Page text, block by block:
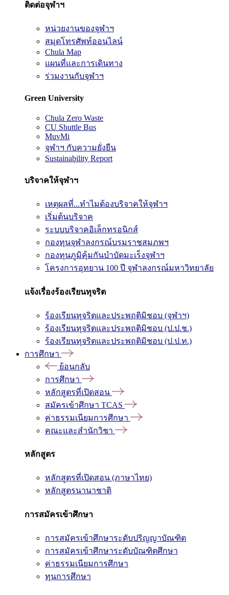
ติดต่อจุฬาฯ
หน่วยงานของจุฬาฯ
สมุดโทรศัพท์ออนไลน์
Chula Map
แผนที่และการเดินทาง
ร่วมงานกับจุฬาฯ
Green University
Chula Zero Waste
CU Shuttle Bus
MuvMi
จุฬาฯ กับความยั่งยืน
Sustainability Report
บริจาคให้จุฬาฯ
เหตุผลที่...ทำไมต้องบริจาคให้จุฬาฯ
เริ่มต้นบริจาค
ระบบบริจาคอิเล็กทรอนิกส์
กองทุนจุฬาลงกรณ์บรมราชสมภพฯ
กองทุนภูมิคุ้มกันบำบัดมะเร็งจุฬาฯ
โครงการอุทยาน 100 ปี จุฬาลงกรณ์มหาวิทยาลัย
แจ้งเรื่องร้องเรียนทุจริต
ร้องเรียนทุจริตและประพฤติมิชอบ (จุฬาฯ)
ร้องเรียนทุจริตและประพฤติมิชอบ (ป.ป.ช.)
ร้องเรียนทุจริตและประพฤติมิชอบ (ป.ป.ท.)
การศึกษา
ย้อนกลับ
การศึกษา
หลักสูตรที่เปิดสอน
สมัครเข้าศึกษา TCAS
ค่าธรรมเนียมการศึกษา
คณะและสำนักวิชา
หลักสูตร
หลักสูตรที่เปิดสอน (ภาษาไทย)
หลักสูตรนานาชาติ
การสมัครเข้าศึกษา
การสมัครเข้าศึกษาระดับปริญญาบัณฑิต
การสมัครเข้าศึกษาระดับบัณฑิตศึกษา
ค่าธรรมเนียมการศึกษา
ทุนการศึกษา